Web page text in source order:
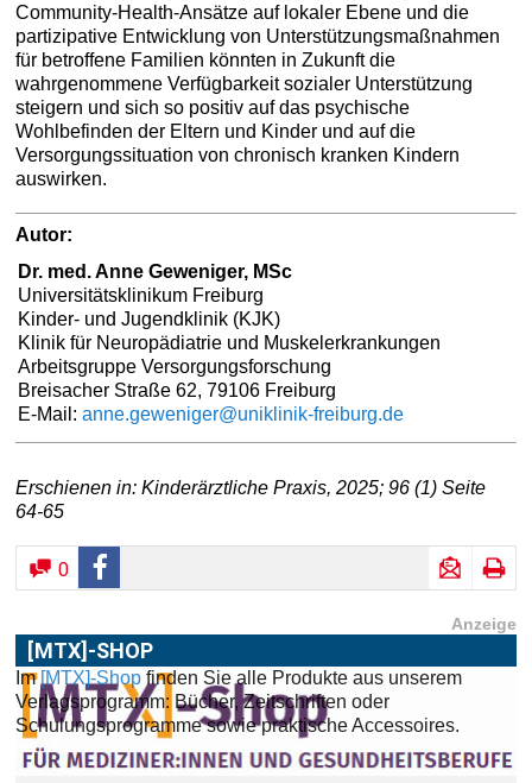
Community-Health-Ansätze auf lokaler Ebene und die
partizipative Entwicklung von Unterstützungsmaßnahmen
für betroffene Familien könnten in Zukunft die
wahrgenommene Verfügbarkeit sozialer Unterstützung
steigern und sich so positiv auf das psychische
Wohlbefinden der Eltern und Kinder und auf die
Versorgungssituation von chronisch kranken Kindern
auswirken.
Autor:
Dr. med. Anne Geweniger, MSc
Universitätsklinikum Freiburg
Kinder- und Jugendklinik (KJK)
Klinik für Neuropädiatrie und Muskelerkrankungen
Arbeitsgruppe Versorgungsforschung
Breisacher Straße 62, 79106 Freiburg
E-Mail:anne.geweniger@uniklinik-freiburg.de
Erschienen in: Kinderärztliche Praxis, 2025; 96 (1) Seite
64-65
0
Anzeige
[MTX]-SHOP
Im [MTX]-Shop finden Sie alle Produkte aus unserem
Verlagsprogramm: Bücher, Zeitschriften oder
Schulungsprogramme sowie praktische Accessoires.
ABONNEMENT